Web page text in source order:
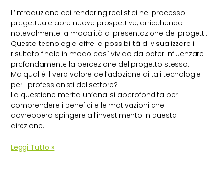
L’introduzione dei rendering realistici nel processo
progettuale apre nuove prospettive, arricchendo
notevolmente la modalità di presentazione dei progetti.
Questa tecnologia offre la possibilità di visualizzare il
risultato finale in modo così vivido da poter influenzare
profondamente la percezione del progetto stesso.
Ma qual è il vero valore dell’adozione di tali tecnologie
per i professionisti del settore?
La questione merita un’analisi approfondita per
comprendere i benefici e le motivazioni che
dovrebbero spingere all’investimento in questa
direzione.
Leggi Tutto »